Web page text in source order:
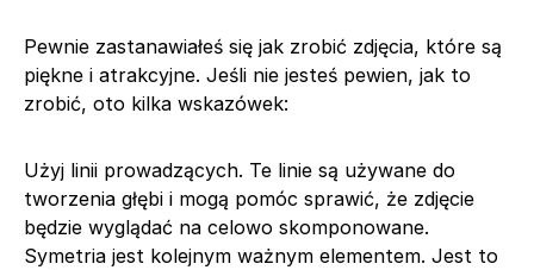
Pewnie zastanawiałeś się jak zrobić zdjęcia, które są
piękne i atrakcyjne. Jeśli nie jesteś pewien, jak to
zrobić, oto kilka wskazówek:
Użyj linii prowadzących. Te linie są używane do
tworzenia głębi i mogą pomóc sprawić, że zdjęcie
będzie wyglądać na celowo skomponowane.
Symetria jest kolejnym ważnym elementem. Jest to